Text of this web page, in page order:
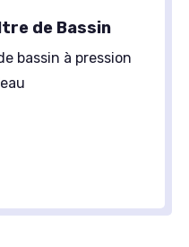
de Bassin
bassin à pression